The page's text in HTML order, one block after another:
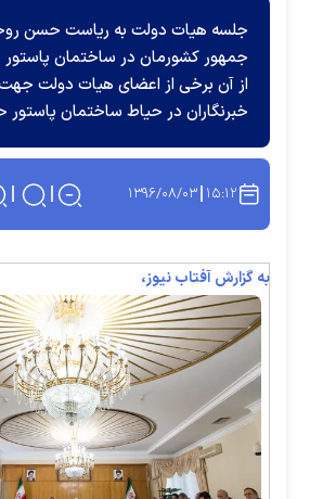
جلسه هیات دولت به ریاست حسن
جمهور کشورمان در ساختمان
از آن برخی از اعضای هیات دولت
خبرنگاران در حیاط ساختمان پاستور
۱۵:۱۲ ۱۳۹۶/۰۸/۰۳
به گزارش آفتاب نیوز،